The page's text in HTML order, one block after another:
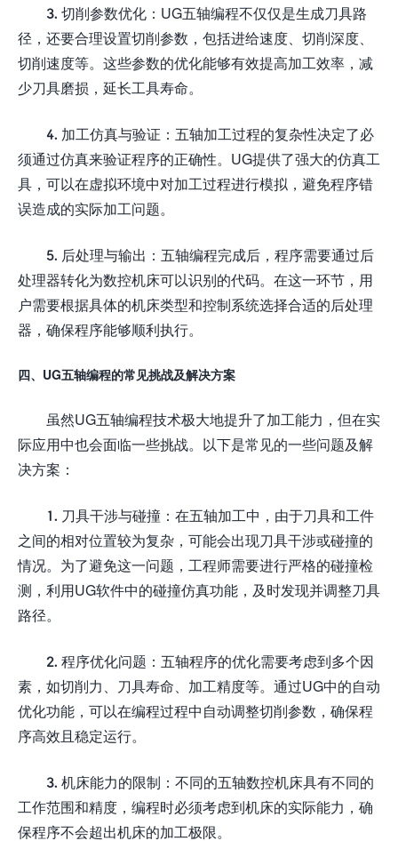
3. 切削参数优化：UG五轴编程不仅仅是生成刀具路
径，还要合理设置切削参数，包括进给速度、切削深度、
切削速度等。这些参数的优化能够有效提高加工效率，减
少刀具磨损，延长工具寿命。
4. 加工仿真与验证：五轴加工过程的复杂性决定了必
须通过仿真来验证程序的正确性。UG提供了强大的仿真工
具，可以在虚拟环境中对加工过程进行模拟，避免程序错
误造成的实际加工问题。
5. 后处理与输出：五轴编程完成后，程序需要通过后
处理器转化为数控机床可以识别的代码。在这一环节，用
户需要根据具体的机床类型和控制系统选择合适的后处理
器，确保程序能够顺利执行。
四、UG五轴编程的常见挑战及解决方案
虽然UG五轴编程技术极大地提升了加工能力，但在实
际应用中也会面临一些挑战。以下是常见的一些问题及解
决方案：
1. 刀具干涉与碰撞：在五轴加工中，由于刀具和工件
之间的相对位置较为复杂，可能会出现刀具干涉或碰撞的
情况。为了避免这一问题，工程师需要进行严格的碰撞检
测，利用UG软件中的碰撞仿真功能，及时发现并调整刀具
路径。
2. 程序优化问题：五轴程序的优化需要考虑到多个因
素，如切削力、刀具寿命、加工精度等。通过UG中的自动
优化功能，可以在编程过程中自动调整切削参数，确保程
序高效且稳定运行。
3. 机床能力的限制：不同的五轴数控机床具有不同的
工作范围和精度，编程时必须考虑到机床的实际能力，确
保程序不会超出机床的加工极限。